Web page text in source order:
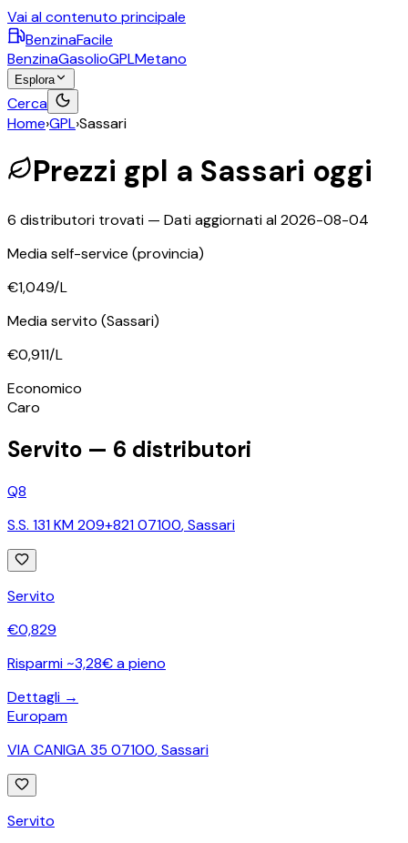
Vai al contenuto principale
BenzinaFacile
BenzinaGasolioGPLMetano
Esplora
Cerca
Home›GPL›Sassari
Prezzi gpl a Sassari oggi
6 distributori trovati — Dati aggiornati al2026-08-04
Media self-service (provincia)
€1,049/L
Media servito (Sassari)
€0,911/L
Economico
Caro
Servito — 6 distributori
Q8
S.S. 131 KM 209+821 07100,Sassari
Servito
€0,829
Risparmi ~3,28€ a pieno
Dettagli →
Europam
VIA CANIGA 35 07100,Sassari
Servito